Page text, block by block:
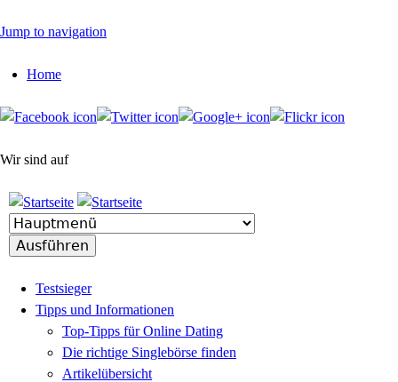
Jump to navigation
Home
Wir sind auf
Testsieger
Tipps und Informationen
Top-Tipps für Online Dating
Die richtige Singlebörse finden
Artikelübersicht